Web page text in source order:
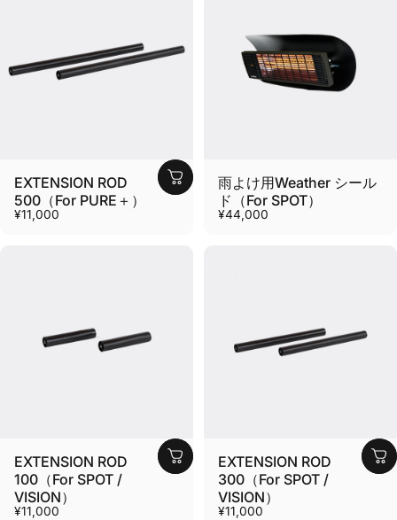
EXTENSION ROD
500（For PURE＋）
¥11,000
雨よけ用Weather シール
ド（For SPOT）
¥44,000
EXTENSION ROD
100（For SPOT /
VISION）
¥11,000
EXTENSION ROD
300（For SPOT /
VISION）
¥11,000